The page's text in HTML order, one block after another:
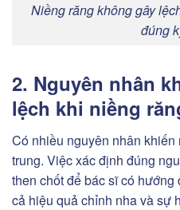
Niềng răng không gây
đúng
2. Nguyên nhân
lệch khi niềng
Có nhiều nguyên nhân
trung. Việc xác định đúng
then chốt để bác sĩ có
cả hiệu quả chỉnh nha và sự